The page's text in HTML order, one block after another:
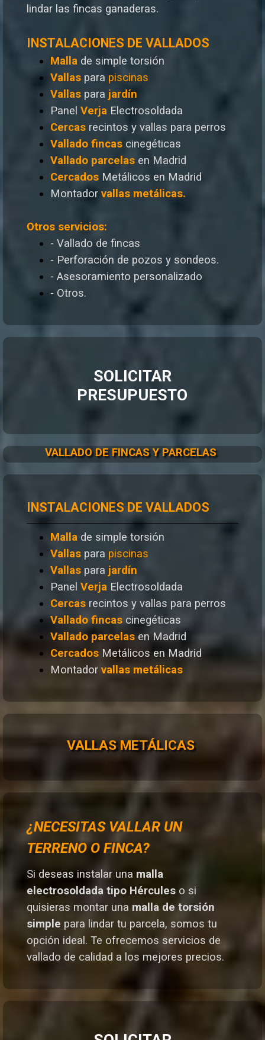
lindar las fincas ganaderas.
INSTALACIONES DE VALLADOS
Malla de simple torsión
Vallas para piscinas
Vallas para jardín
Panel Verja Electrosoldada
Cercas recintos y vallas para perros
Vallado fincas cinegéticas
Vallado parcelas en Madrid
Cercados Metálicos en Madrid
Montador vallas metálicas.
Otros servicios:
- Vallado de fincas
- Perforación de pozos y sondeos.
- Asesoramiento personalizado
- Otros.
SOLICITAR
PRESUPUESTO
VALLADO DE FINCAS Y PARCELAS
INSTALACIONES DE VALLADOS
Malla de simple torsión
Vallas para piscinas
Vallas para jardín
Panel Verja Electrosoldada
Cercas recintos y vallas para perros
Vallado fincas cinegéticas
Vallado parcelas en Madrid
Cercados Metálicos en Madrid
Montador vallas metálicas
VALLAS METÁLICAS
¿NECESITAS VALLAR UN
TERRENO O FINCA?
Si deseas instalar una malla
electrosoldada tipo Hércules o si
quisieras montar una malla de torsión
simple para lindar tu parcela, somos tu
opción ideal. Te ofrecemos servicios de
vallado de calidad a los mejores precios.